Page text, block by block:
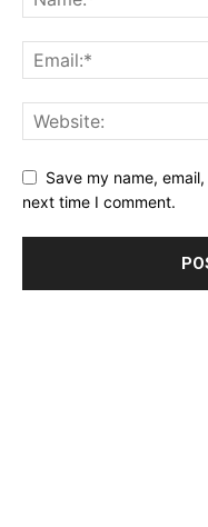
Save my name,
next time I comment.